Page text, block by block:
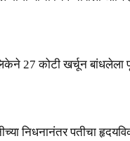
27 कोटी खर्चून बांधलेला
निधनानंतर पतीचा